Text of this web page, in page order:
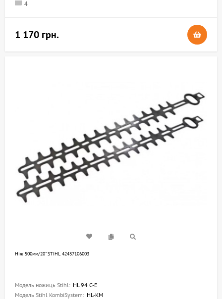
4
1 170 грн.
Ніж 500мм/20" STIHL 42437106003
Модель ножиць Stihl: HL 94 C-E
Модель Stihl KombiSystem: HL-KM